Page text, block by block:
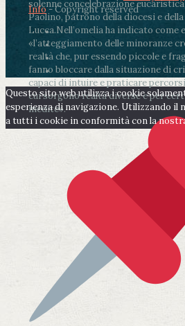
solenne concelebrazione
Paolino, patrono della diocesi e
Lucca.Nell’omelia ha indicato come
«l’atteggiamento delle minoranze
realtà che, pur essendo piccole e
fanno bloccare dalla situazione di
capaci di intuire e praticare
cui sorgono realtà diverse e per
inedite».
Info- Copyright reserved
Questo sito web utilizza i cookie
esperienza di navigazione. Utilizzando il
a tutti i cookie in conformità con la